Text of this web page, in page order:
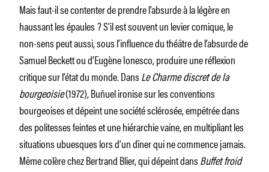
Mais faut-il se contenter de prendre l’absurde à la légère en
haussant les épaules ? S’il est souvent un levier comique, le
non-sens peut aussi, sous l’influence du théâtre de l’absurde de
Samuel Beckett ou d’Eugène Ionesco, produire une réflexion
critique sur l’état du monde. DansLe Charme discret de la
bourgeoisie(1972), Buñuel ironise sur les conventions
bourgeoises et dépeint une société sclérosée, empêtrée dans
des politesses feintes et une hiérarchie vaine, en multipliant les
situations ubuesques lors d’un dîner qui ne commence jamais.
Même colère chez Bertrand Blier, qui dépeint dansBuffet froid